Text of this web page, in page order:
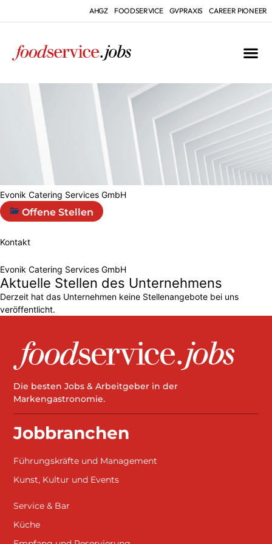
AHGZ FOODSERVICE GVPRAXIS CAREER PIONEER
Evonik Catering Services GmbH
Offene Stellen
Kontakt
Evonik Catering Services GmbH
Aktuelle Stellen des Unternehmens
Derzeit hat das Unternehmen keine Stellenangebote bei uns
veröffentlicht.
Die besten Jobs & Arbeitgeber in der
Markengastronomie.
Jobbranchen
Führungskräfte und Management
Kunst, Kultur und Events
Service & Bar
Küche